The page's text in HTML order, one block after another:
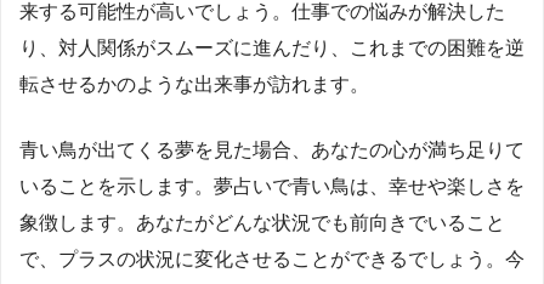
来する可能性が高いでしょう。仕事での悩みが解決した
り、対人関係がスムーズに進んだり、これまでの困難を逆
転させるかのような出来事が訪れます。
青い鳥が出てくる夢を見た場合、あなたの心が満ち足りて
いることを示します。夢占いで青い鳥は、幸せや楽しさを
象徴します。あなたがどんな状況でも前向きでいること
で、プラスの状況に変化させることができるでしょう。今